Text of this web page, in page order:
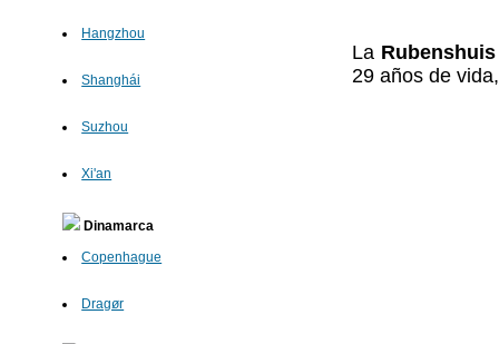
Hangzhou
Shanghái
Suzhou
Xi'an
Dinamarca
Copenhague
Dragør
La Rubenshuis
29 años de